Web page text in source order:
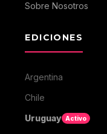
Sobre Nosotros
EDICIONES
Argentina
Chile
Uruguay Activo